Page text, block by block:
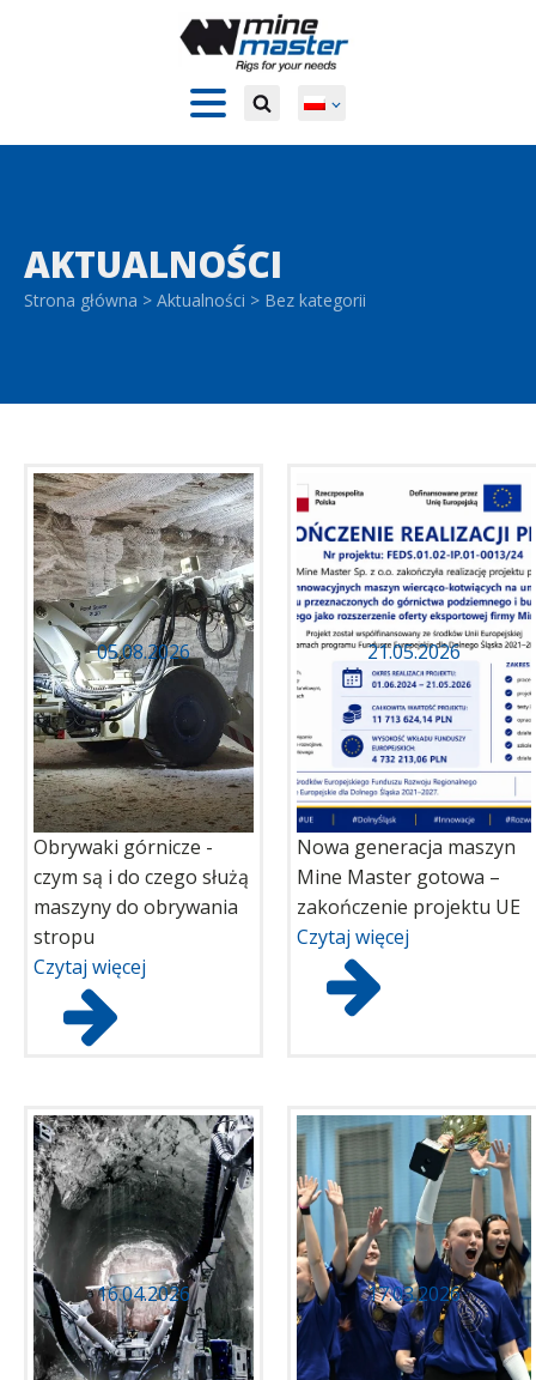
AKTUALNOŚCI
Strona główna > Aktualności > Bez kategorii
05.08.2026
Obrywaki górnicze -
czym są i do czego służą
maszyny do obrywania
stropu
Czytaj więcej
21.05.2026
Nowa generacja maszyn
Mine Master gotowa –
zakończenie projektu UE
Czytaj więcej
16.04.2026 17.03.2026